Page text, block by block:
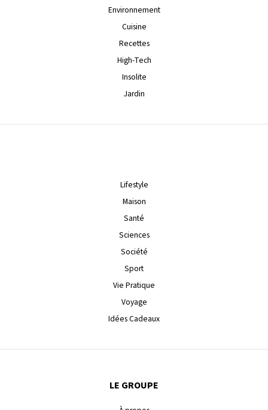
Environnement
Cuisine
Recettes
High-Tech
Insolite
Jardin
Lifestyle
Maison
Santé
Sciences
Société
Sport
Vie Pratique
Voyage
Idées Cadeaux
LE GROUPE